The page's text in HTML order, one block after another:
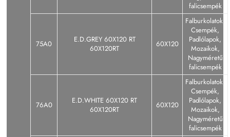
falicsempék
75A0
E.D.GREY 60X120 RT
60X120RT
60X120
Falburkolatok,
Csempék,
Padlólapok,
Mozaikok,
Nagyméretű
falicsempék
76A0
E.D.WHITE 60X120 RT
60X120RT
60X120
Falburkolatok,
Csempék,
Padlólapok,
Mozaikok,
Nagyméretű
falicsempék